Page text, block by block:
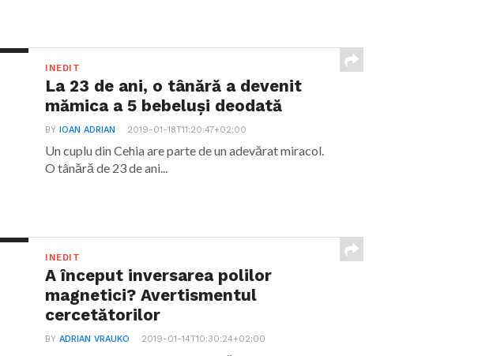
INEDIT
La 23 de ani, o tânără a devenit
mămica a 5 bebeluși deodată
BYIOAN ADRIAN 2019-01-18T11:20:47+02:00
Un cuplu din Cehia are parte de un adevărat miracol.
O tânără de 23 de ani...
INEDIT
A început inversarea polilor
magnetici? Avertismentul
cercetătorilor
BYADRIAN VRAUKO 2019-01-14T10:30:24+02:00